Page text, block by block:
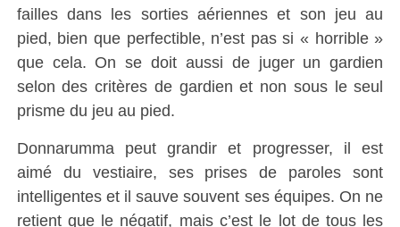
failles dans les sorties aériennes et son jeu au
pied, bien que perfectible, n’est pas si « horrible »
que cela. On se doit aussi de juger un gardien
selon des critères de gardien et non sous le seul
prisme du jeu au pied.
Donnarumma peut grandir et progresser, il est
aimé du vestiaire, ses prises de paroles sont
intelligentes et il sauve souvent ses équipes. On ne
retient que le négatif, mais c’est le lot de tous les